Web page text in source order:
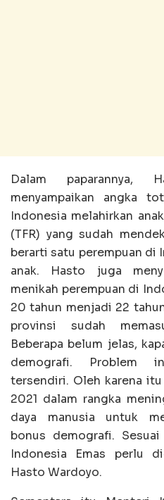
Dalam paparannya,
menyampaikan angka
Indonesia melahirkan
(TFR) yang sudah
berarti satu perempuan di
anak. Hasto juga
menikah perempuan di
20 tahun menjadi 22
provinsi sudah
Beberapa belum jelas,
demografi. Problem
tersendiri. Oleh karena
2021 dalam rangka
daya manusia untuk
bonus demografi. Sesuai
Indonesia Emas perlu
Hasto Wardoyo.